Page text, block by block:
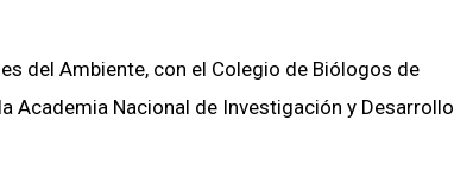
del Ambiente, con el Colegio de Biólogos de
Academia Nacional de Investigación y Desarrollo